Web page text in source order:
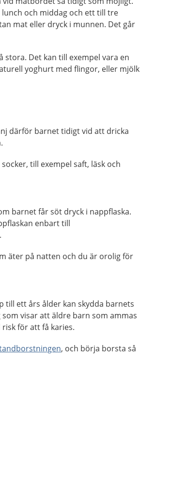
och middag och ett till tre
mat eller dryck i munnen. Det går
Det kan till exempel vara en
yoghurt med flingor, eller mjölk
därför barnet tidigt vid att dricka
till exempel saft, läsk och
barnet får söt dryck i nappflaska.
enbart till
äter på natten och du är orolig för
till ett års ålder kan skydda barnets
visar att äldre barn som ammas
för att få karies.
, och börja borsta så